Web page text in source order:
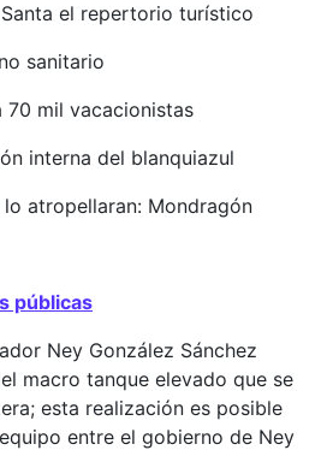
el repertorio turístico
sanitario
70 mil vacacionistas
interna del blanquiazul
atropellaran: Mondragón
públicas
Ney González Sánchez
macro tanque elevado que se
esta realización es posible
entre el gobierno de Ney